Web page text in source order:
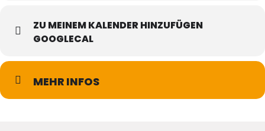
ZU MEINEM KALENDER HINZUFÜGEN
GOOGLECAL
MEHR INFOS